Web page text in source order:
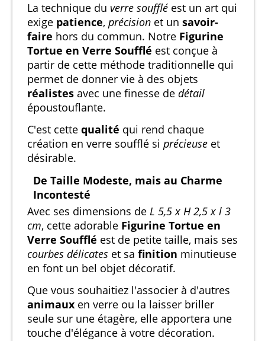
La technique du verre soufflé est un art qui
exige patience, précision et un savoir-
faire hors du commun. Notre Figurine
Tortue en Verre Soufflé est conçue à
partir de cette méthode traditionnelle qui
permet de donner vie à des objets
réalistes avec une finesse de détail
époustouflante.
C'est cette qualité qui rend chaque
création en verre soufflé si précieuse et
désirable.
De Taille Modeste, mais au Charme
Incontesté
Avec ses dimensions de L 5,5 x H 2,5 x l 3
cm, cette adorable Figurine Tortue en
Verre Soufflé est de petite taille, mais ses
courbes délicates et sa finition minutieuse
en font un bel objet décoratif.
Que vous souhaitiez l'associer à d'autres
animaux en verre ou la laisser briller
seule sur une étagère, elle apportera une
touche d'élégance à votre décoration.